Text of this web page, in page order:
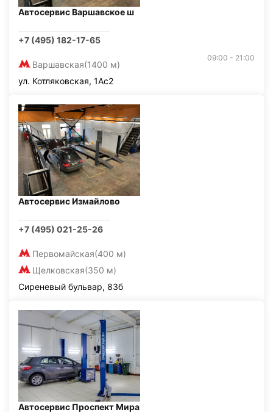
Автосервис Варшавское ш
+7 (495) 182-17-65
Варшавская(1400 м)
09:00 - 21:00
ул. Котляковская, 1Ас2
Автосервис Измайлово
+7 (495) 021-25-26
Первомайская(400 м)
Щелковская(350 м)
Сиреневый бульвар, 83б
Автосервис Проспект Мира